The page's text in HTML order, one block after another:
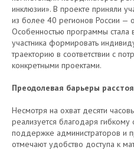
инклюзии». В проекте приняли
из более 40 регионов России —
Особенностью программы стала
участника формировать
траекторию в соответствии с
конкретными проектами.
Преодолевая барьеры
Несмотря на охват десяти
реализуется благодаря
поддержке администраторов и
отмечают удобство доступа к